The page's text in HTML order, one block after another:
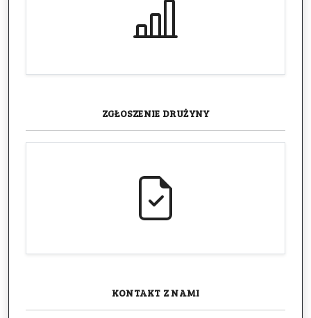
ZGŁOSZENIE DRUŻYNY
KONTAKT Z NAMI